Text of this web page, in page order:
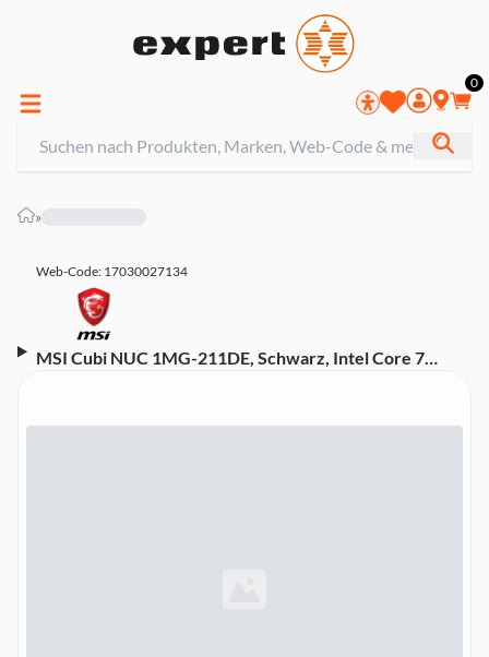
0
»
Web-Code: 17030027134
MSI Cubi NUC 1MG-211DE, Schwarz, Intel Core 7